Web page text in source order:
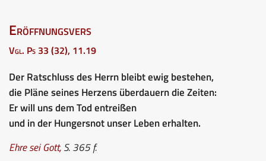
Eröffnungsvers
Vgl. Ps 33 (32), 11.19
Der Ratschluss des Herrn bleibt ewig bestehen,
die Pläne seines Herzens überdauern die Zeiten:
Er will uns dem Tod entreißen
und in der Hungersnot unser Leben erhalten.
Ehre sei Gott,S. 365 f.